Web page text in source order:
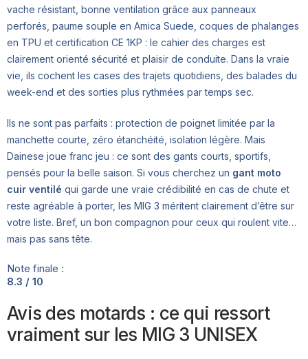
vache résistant, bonne ventilation grâce aux panneaux
perforés, paume souple en Amica Suede, coques de phalanges
en TPU et certification CE 1KP : le cahier des charges est
clairement orienté sécurité et plaisir de conduite. Dans la vraie
vie, ils cochent les cases des trajets quotidiens, des balades du
week-end et des sorties plus rythmées par temps sec.
Ils ne sont pas parfaits : protection de poignet limitée par la
manchette courte, zéro étanchéité, isolation légère. Mais
Dainese joue franc jeu : ce sont des gants courts, sportifs,
pensés pour la belle saison. Si vous cherchez un gant moto
cuir ventilé qui garde une vraie crédibilité en cas de chute et
reste agréable à porter, les MIG 3 méritent clairement d’être sur
votre liste. Bref, un bon compagnon pour ceux qui roulent vite…
mais pas sans tête.
Note finale :
8.3 / 10
Avis des motards : ce qui ressort
vraiment sur les MIG 3 UNISEX